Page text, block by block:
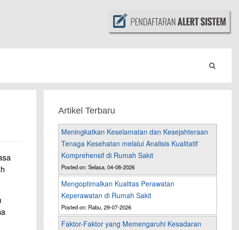
Artikel Terbaru
Meningkatkan Keselamatan dan Kesejahteraan
Tenaga Kesehatan melalui Analisis Kualitatif
Komprehensif di Rumah Sakit
Posted on: Selasa, 04-08-2026
Mengoptimalkan Kualitas Perawatan
Keperawatan di Rumah Sakit
Posted on: Rabu, 29-07-2026
Faktor-Faktor yang Memengaruhi Kesadaran